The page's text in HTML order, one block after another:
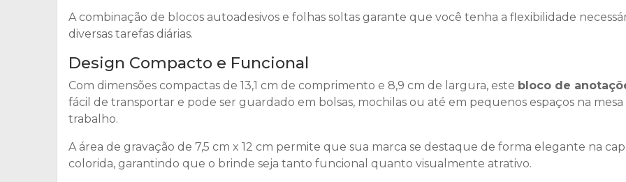
A combinação de blocos autoadesivos e folhas soltas garante que você tenha a flexibilidade
diversas tarefas diárias.
Design Compacto e Funcional
Com dimensões compactas de 13,1 cm de comprimento e 8,9 cm de largura, este bloco de
fácil de transportar e pode ser guardado em bolsas, mochilas ou até em pequenos espaços na mesa
trabalho.
A área de gravação de 7,5 cm x 12 cm permite que sua marca se destaque de forma elegante na
colorida, garantindo que o brinde seja tanto funcional quanto visualmente atrativo.